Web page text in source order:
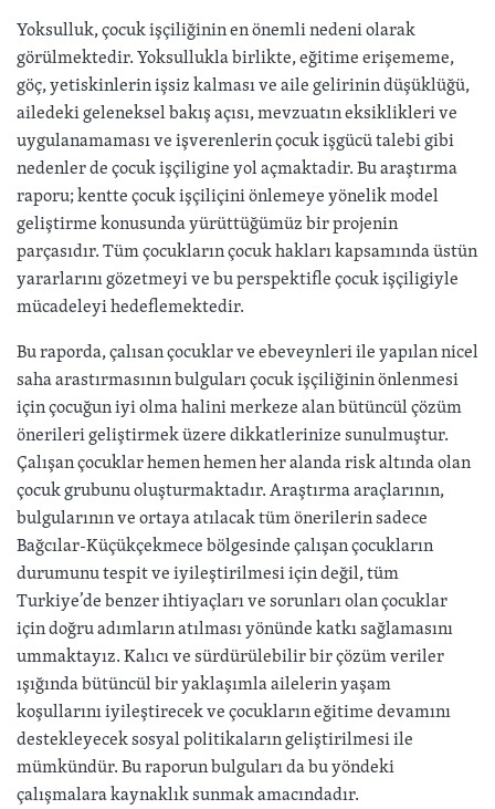
Yoksulluk, çocuk işçiliğinin en önemli nedeni olarak
görülmektedir. Yoksullukla birlikte, eğitime erişememe,
göç, yetiskinlerin işsiz kalması ve aile gelirinin düşüklüğü,
ailedeki geleneksel bakış açısı, mevzuatın eksiklikleri ve
uygulanamaması ve işverenlerin çocuk işgücü talebi gibi
nedenler de çocuk işçiligine yol açmaktadir. Bu araştırma
raporu; kentte çocuk işçiliçini önlemeye yönelik model
geliştirme konusunda yürüttüğümüz bir projenin
parçasıdır. Tüm çocukların çocuk hakları kapsamında üstün
yararlarını gözetmeyi ve bu perspektifle çocuk işçiligiyle
mücadeleyi hedeflemektedir.
Bu raporda, çalısan çocuklar ve ebeveynleri ile yapılan nicel
saha arastırmasının bulguları çocuk işçiliğinin önlenmesi
için çocuğun iyi olma halini merkeze alan bütüncül çözüm
önerileri geliştirmek üzere dikkatlerinize sunulmuştur.
Çalışan çocuklar hemen hemen her alanda risk altında olan
çocuk grubunu oluşturmaktadır. Araştırma araçlarının,
bulgularının ve ortaya atılacak tüm önerilerin sadece
Bağcılar-Küçükçekmece bölgesinde çalışan çocukların
durumunu tespit ve iyileştirilmesi için değil, tüm
Turkiye’de benzer ihtiyaçları ve sorunları olan çocuklar
için doğru adımların atılması yönünde katkı sağlamasını
ummaktayız. Kalıcı ve sürdürülebilir bir çözüm veriler
ışığında bütüncül bir yaklaşımla ailelerin yaşam
koşullarını iyileştirecek ve çocukların eğitime devamını
destekleyecek sosyal politikaların geliştirilmesi ile
mümkündür. Bu raporun bulguları da bu yöndeki
çalışmalara kaynaklık sunmak amacındadır.